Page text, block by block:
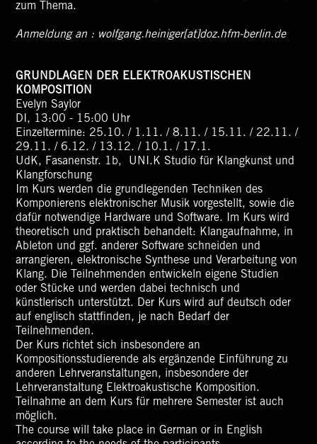
zum Thema.
Anmeldung an : wolfgang.heiniger[at]doz.hfm-berlin.de
GRUNDLAGEN DER ELEKTROAKUSTISCHEN
KOMPOSITION
Evelyn Saylor
DI, 13:00 - 15:00 Uhr
Einzeltermine: 25.10. / 1.11. / 8.11. / 15.11. / 22.11. /
29.11. / 6.12. / 13.12. / 10.1. / 17.1.
UdK, Fasanenstr. 1b, UNI.K Studio für Klangkunst und
Klangforschung
Im Kurs werden die grundlegenden Techniken des
Komponierens elektronischer Musik vorgestellt, sowie die
dafür notwendige Hardware und Software. Im Kurs wird
theoretisch und praktisch behandelt: Klangaufnahme, in
Ableton und ggf. anderer Software schneiden und
arrangieren, elektronische Synthese und Verarbeitung von
Klang. Die Teilnehmenden entwickeln eigene Studien
oder Stücke und werden dabei technisch und
künstlerisch unterstützt. Der Kurs wird auf deutsch oder
auf englisch stattfinden, je nach Bedarf der
Teilnehmenden.
Der Kurs richtet sich insbesondere an
Kompositionsstudierende als ergänzende Einführung zu
anderen Lehrveranstaltungen, insbesondere der
Lehrveranstaltung Elektroakustische Komposition.
Teilnahme an dem Kurs für mehrere Semester ist auch
möglich.
The course will take place in German or in English